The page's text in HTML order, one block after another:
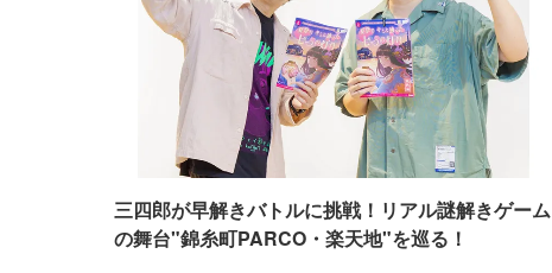
三四郎が早解きバトルに挑戦！リアル謎解きゲーム
の舞台"錦糸町PARCO・楽天地"を巡る！